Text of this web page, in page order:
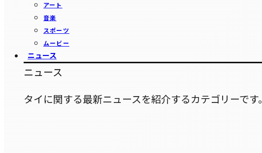
アート
音楽
スポーツ
ムービー
ニュース
ニュース
タイに関する最新ニュースを紹介するカテゴリーです。